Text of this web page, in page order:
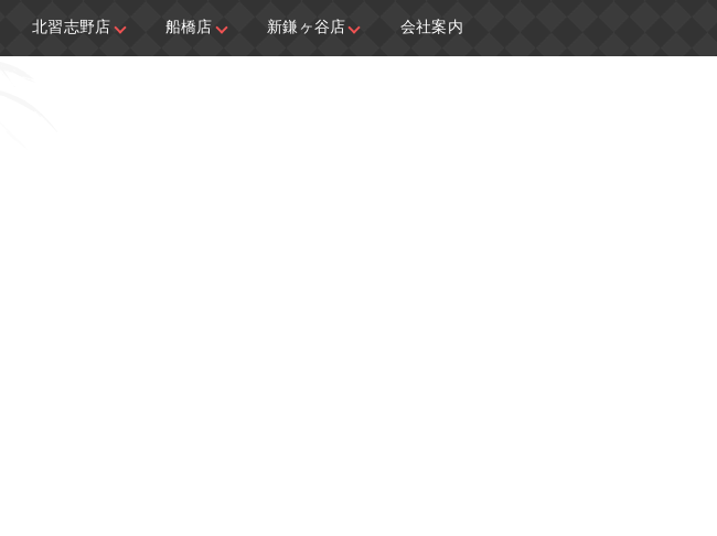
北習志野店 船橋店 新鎌ヶ谷店 会社案内